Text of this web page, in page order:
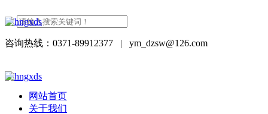
咨询热线：0371-89912377 | ym_dzsw@126.com
网站首页
关于我们